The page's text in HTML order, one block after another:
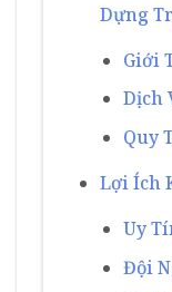
Dựng
Giới
Dịch
Quy
Lợi Ích
Uy
Đội